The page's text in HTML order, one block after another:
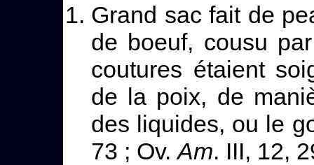
Grand sac fait de
de boeuf, cousu
coutures étaient
de la poix, de
des liquides, ou le
73 ; Ov.Am. III, 12,